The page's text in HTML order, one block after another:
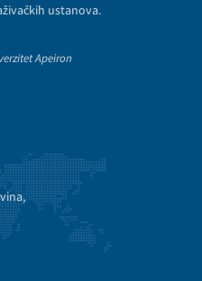
ustanova.
Apeiron